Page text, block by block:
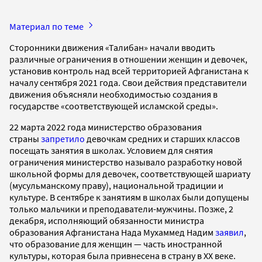
Материал по теме
Сторонники движения «Талибан» начали вводить
различные ограничения в отношении женщин и девочек,
установив контроль над всей территорией Афганистана к
началу сентября 2021 года. Свои действия представители
движения объясняли необходимостью создания в
государстве «соответствующей исламской среды».
22 марта 2022 года министерство образования
страны запретило девочкам средних и старших классов
посещать занятия в школах. Условием для снятия
ограничения министерство называло разработку новой
школьной формы для девочек, соответствующей шариату
(мусульманскому праву), национальной традиции и
культуре. В сентябре к занятиям в школах были допущены
только мальчики и преподаватели-мужчины. Позже, 2
декабря, исполняющий обязанности министра
образования Афганистана Нада Мухаммед Надим заявил,
что образование для женщин — часть иностранной
культуры, которая была привнесена в страну в ХХ веке.